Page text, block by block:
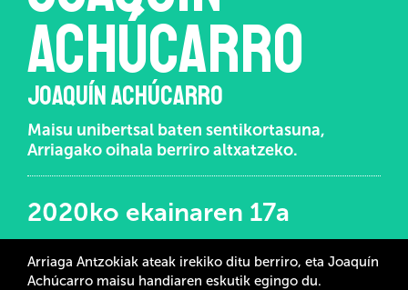
Achúcarro
JOAQUÍN ACHÚCARRO
Maisu unibertsal baten sentikortasuna,
Arriagako oihala berriro altxatzeko.
2020ko ekainaren 17a
Arriaga Antzokiak ateak irekiko ditu berriro, eta Joaquín
Achúcarro maisu handiaren eskutik egingo du.